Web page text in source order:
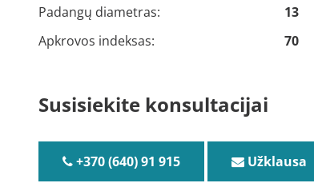
Padangų diametras:
13
Apkrovos indeksas:
70
Susisiekite konsultacijai
+370 (640) 91 915 Užklausa